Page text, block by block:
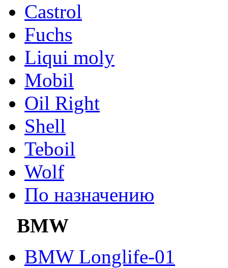
Castrol
Fuchs
Liqui moly
Mobil
Oil Right
Shell
Teboil
Wolf
По назначению
BMW
BMW Longlife-01